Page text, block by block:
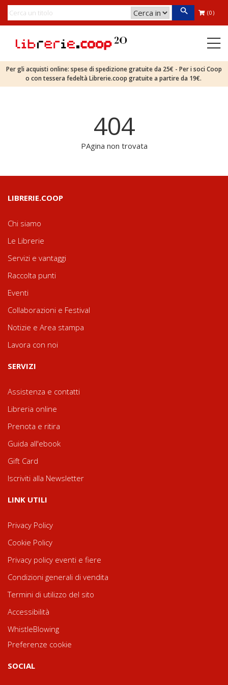
(0)
Per gli acquisti online: spese di spedizione gratuite da 25€ - Per i soci Coop
o con tessera fedeltà Librerie.coop gratuite a partire da 19€.
404
PAgina non trovata
LIBRERIE.COOP
Chi siamo
Le Librerie
Servizi e vantaggi
Raccolta punti
Eventi
Collaborazioni e Festival
Notizie e Area stampa
Lavora con noi
SERVIZI
Assistenza e contatti
Libreria online
Prenota e ritira
Guida all'ebook
Gift Card
Iscriviti alla Newsletter
LINK UTILI
Privacy Policy
Cookie Policy
Privacy policy eventi e fiere
Condizioni generali di vendita
Termini di utilizzo del sito
Accessibilità
WhistleBlowing
Preferenze cookie
SOCIAL